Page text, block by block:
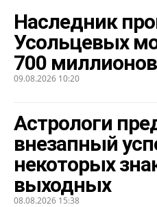
Наследник
Усольцевых
700
09.08.2026 10:20
Астрологи
внезапный
некоторых
выходных
08.08.2026 15:38